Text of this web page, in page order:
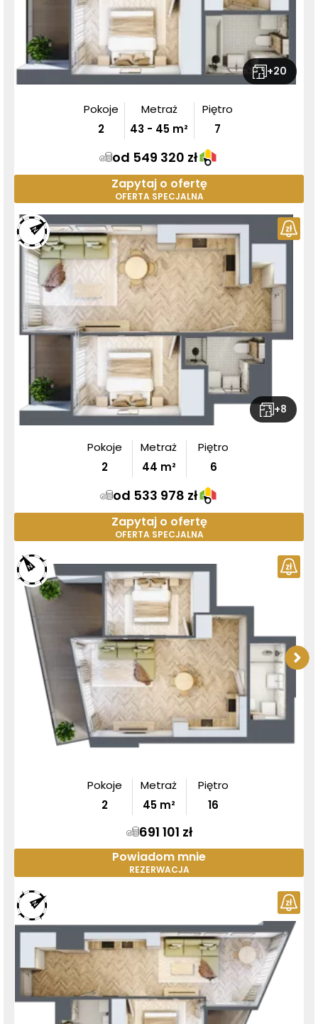
+20
Pokoje
2
Metraż
43 - 45 m²
Piętro
7
od 549 320 zł
Zapytaj o ofertę
OFERTA SPECJALNA
+8
Pokoje
2
Metraż
44 m²
Piętro
6
od 533 978 zł
Zapytaj o ofertę
OFERTA SPECJALNA
Pokoje
2
Metraż
45m²
Piętro
16
691 101 zł
Powiadom mnie
REZERWACJA